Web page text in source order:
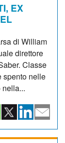
EX
di William
direttore
Classe
spento nelle